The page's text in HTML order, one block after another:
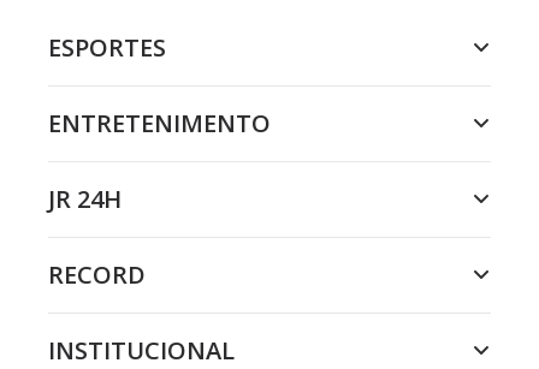
ESPORTES
ENTRETENIMENTO
JR 24H
RECORD
INSTITUCIONAL